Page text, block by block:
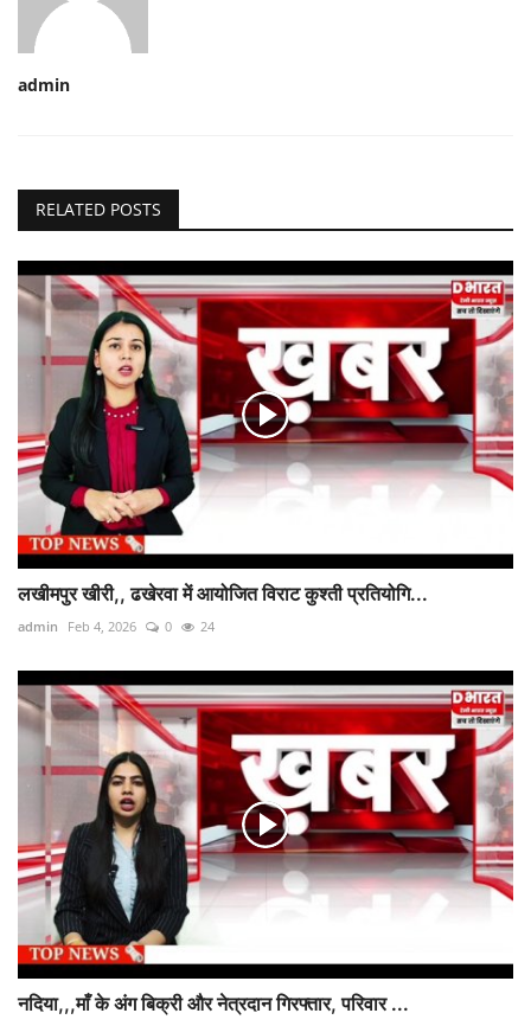
admin
RELATED POSTS
लखीमपुर खीरी,, ढखेरवा में आयोजित विराट कुश्ती प्रतियोगि...
admin Feb 4, 2026 0 24
नदिया,,,माँ के अंग बिक्री और नेत्रदान गिरफ्तार, परिवार ...